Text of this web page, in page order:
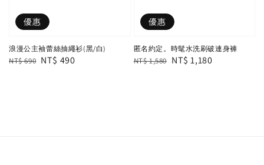
優惠
浪漫公主袖蕾絲抽繩衫(黑/白)
Regular
NT$ 690 Sale
NT$ 490
優惠
匿名約定。時髦水洗刷破連身褲
Regular
NT$ 1,580 Sale
NT$ 1,180